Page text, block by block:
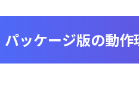
パッケージ版の動作